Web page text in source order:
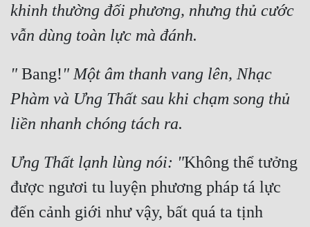
khinh thường đối phương, nhưng thủ cước
vẫn dùng toàn lực mà đánh.
" Bang!" Một âm thanh vang lên, Nhạc
Phàm và Ưng Thất sau khi chạm song thủ
liền nhanh chóng tách ra.
Ưng Thất lạnh lùng nói: "Không thể tưởng
được ngươi tu luyện phương pháp tá lực
đến cảnh giới như vậy, bất quá ta tịnh